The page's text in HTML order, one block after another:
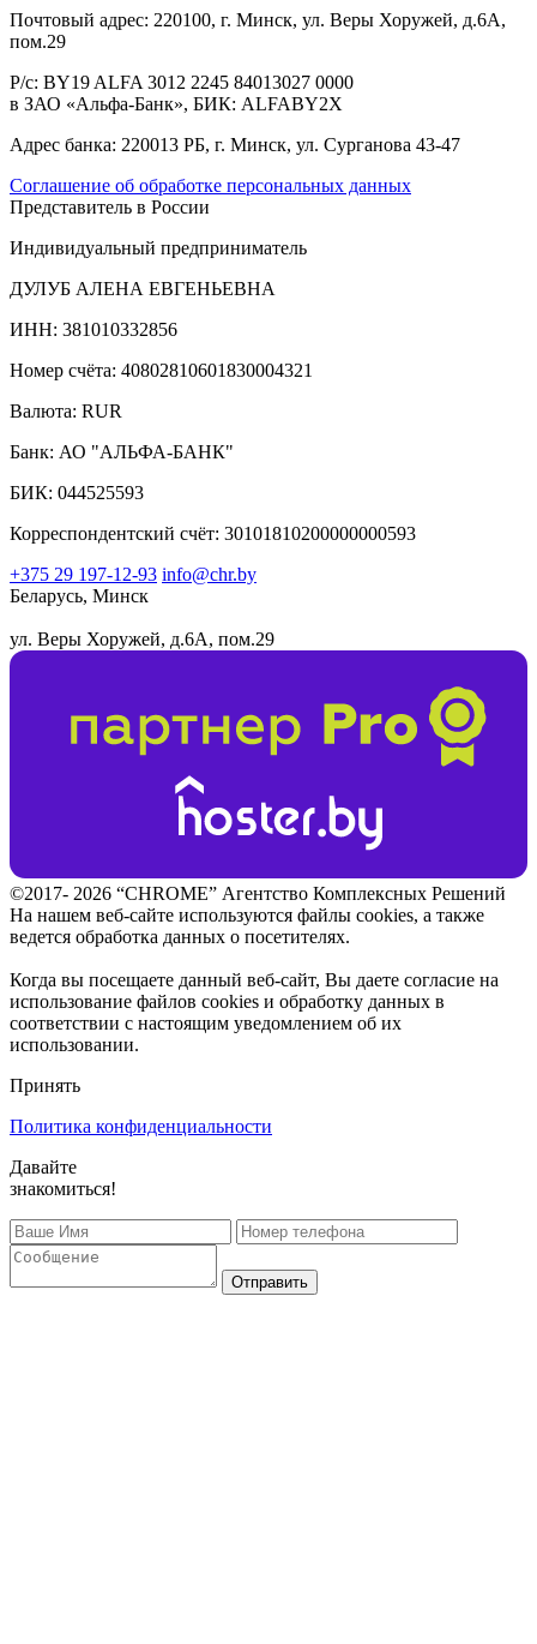
Почтовый адрес: 220100, г. Минск, ул. Веры Хоружей, д.6А,
пом.29
Р/с: BY19 ALFA 3012 2245 84013027 0000
в ЗАО «Альфа-Банк», БИК: ALFABY2X
Адрес банка: 220013 РБ, г. Минск, ул. Сурганова 43-47
Соглашение об обработке персональных данных
Представитель в России
Индивидуальный предприниматель
ДУЛУБ АЛЕНА ЕВГЕНЬЕВНА
ИНН: 381010332856
Номер счёта: 40802810601830004321
Валюта: RUR
Банк: АО "АЛЬФА-БАНК"
БИК: 044525593
Корреспондентский счёт: 30101810200000000593
+375 29 197-12-93 info@chr.by
Беларусь, Минск
ул. Веры Хоружей, д.6А, пом.29
©2017- 2026 “CHROME” Агентство Комплексных Решений
На нашем веб-сайте используются файлы cookies, а также
ведется обработка данных о посетителях.
Когда вы посещаете данный веб-сайт, Вы даете согласие на
использование файлов cookies и обработку данных в
соответствии с настоящим уведомлением об их
использовании.
Принять
Политика конфиденциальности
Давайте
знакомиться!
Отправить